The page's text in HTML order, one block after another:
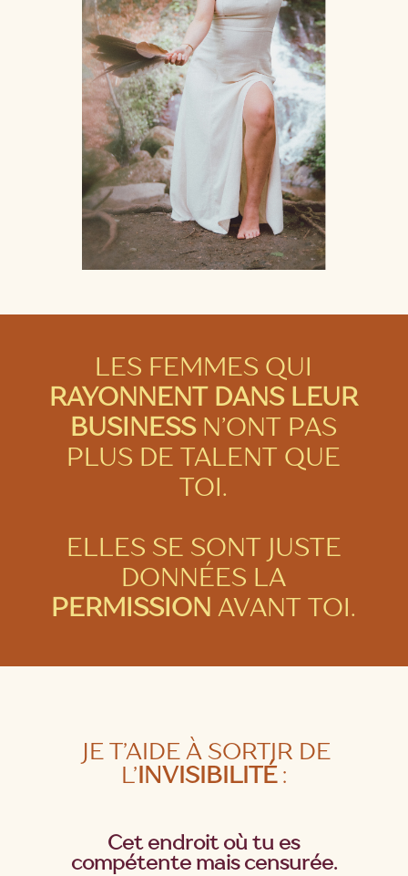
LES FEMMES QUI
RAYONNENT DANS LEUR
BUSINESSN’ONT PAS
PLUS DE TALENT QUE
TOI.
ELLES SE SONT JUSTE
DONNÉES LA
PERMISSION AVANT TOI.
JE T’AIDE À SORTIR DE
L’INVISIBILITÉ:
Cet endroit où tu es
compétente mais censurée.